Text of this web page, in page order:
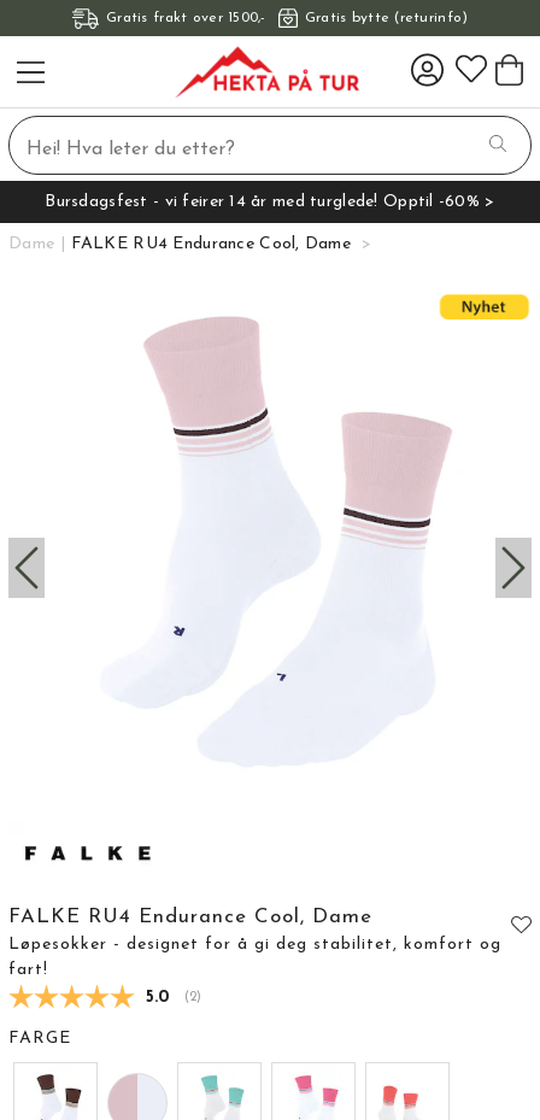
Gratis frakt over 1500,- Gratis bytte (returinfo)
Bursdagsfest - vi feirer 14 år med turglede! Opptil -60% >
Dame FALKE RU4 Endurance Cool, Dame
FALKE RU4 Endurance Cool, Dame
Løpesokker - designet for å gi deg stabilitet, komfort og
fart!
Gjennomsnittskarakter:
5.0 (stemmer:
2)
FARGE